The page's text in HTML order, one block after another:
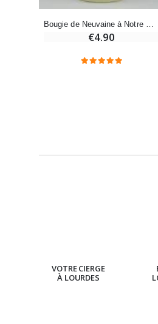
Bougie de Neuvaine à Notre Dame des Roses - 17.5cm
€4.90
VOTRE CIERGE
À LOURDES